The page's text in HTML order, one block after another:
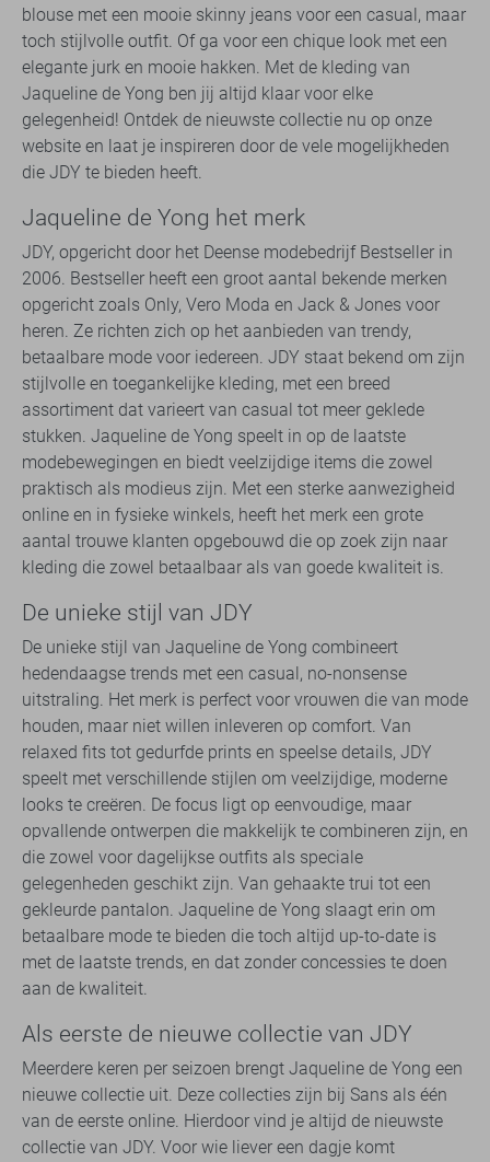
blouse met een mooie skinny jeans voor een casual, maar
toch stijlvolle outfit. Of ga voor een chique look met een
elegante jurk en mooie hakken. Met de kleding van
Jaqueline de Yong ben jij altijd klaar voor elke
gelegenheid! Ontdek de nieuwste collectie nu op onze
website en laat je inspireren door de vele mogelijkheden
die JDY te bieden heeft.
Jaqueline de Yong het merk
JDY, opgericht door het Deense modebedrijf Bestseller in
2006. Bestseller heeft een groot aantal bekende merken
opgericht zoals Only, Vero Moda en Jack & Jones voor
heren. Ze richten zich op het aanbieden van trendy,
betaalbare mode voor iedereen. JDY staat bekend om zijn
stijlvolle en toegankelijke kleding, met een breed
assortiment dat varieert van casual tot meer geklede
stukken. Jaqueline de Yong speelt in op de laatste
modebewegingen en biedt veelzijdige items die zowel
praktisch als modieus zijn. Met een sterke aanwezigheid
online en in fysieke winkels, heeft het merk een grote
aantal trouwe klanten opgebouwd die op zoek zijn naar
kleding die zowel betaalbaar als van goede kwaliteit is.
De unieke stijl van JDY
De unieke stijl van Jaqueline de Yong combineert
hedendaagse trends met een casual, no-nonsense
uitstraling. Het merk is perfect voor vrouwen die van mode
houden, maar niet willen inleveren op comfort. Van
relaxed fits tot gedurfde prints en speelse details, JDY
speelt met verschillende stijlen om veelzijdige, moderne
looks te creëren. De focus ligt op eenvoudige, maar
opvallende ontwerpen die makkelijk te combineren zijn, en
die zowel voor dagelijkse outfits als speciale
gelegenheden geschikt zijn. Van gehaakte trui tot een
gekleurde pantalon. Jaqueline de Yong slaagt erin om
betaalbare mode te bieden die toch altijd up-to-date is
met de laatste trends, en dat zonder concessies te doen
aan de kwaliteit.
Als eerste de nieuwe collectie van JDY
Meerdere keren per seizoen brengt Jaqueline de Yong een
nieuwe collectie uit. Deze collecties zijn bij Sans als één
van de eerste online. Hierdoor vind je altijd de nieuwste
collectie van JDY. Voor wie liever een dagje komt